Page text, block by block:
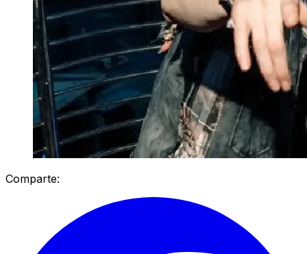
Comparte: